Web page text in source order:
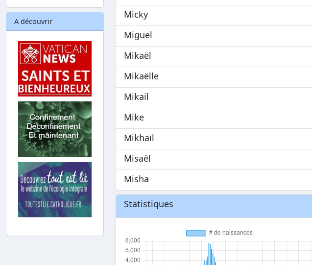
A découvrir
Micky
Miguel
Mikaël
Mikaëlle
Mikail
Mike
Mikhaïl
Misaël
Misha
Statistiques